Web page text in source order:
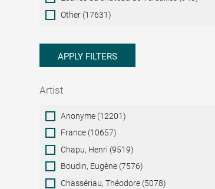
Other (17631)
APPLY FILTERS
Artist
ArtistAnonyme (12201)
France (10657)
Chapu, Henri (9519)
Boudin, Eugène (7576)
Chassériau, Théodore (5078)